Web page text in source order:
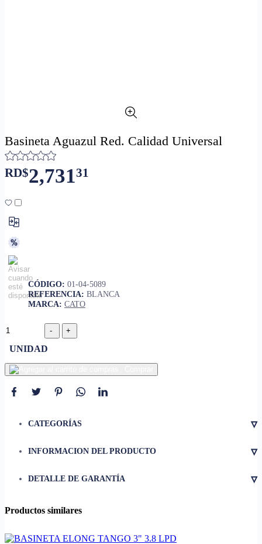
Basineta Aguazul Red. Calidad Universal
RD$2,73131
CÓDIGO: 01-04-5089
REFERENCIA: BLANCA
MARCA: CATO
UNIDAD
CATEGORÍAS ▿
INFORMACION DEL PRODUCTO ▿
• No incluye el asiento.
manera Ilustrativa.
DETALLE DE GARANTÍA ▿
Productos similares